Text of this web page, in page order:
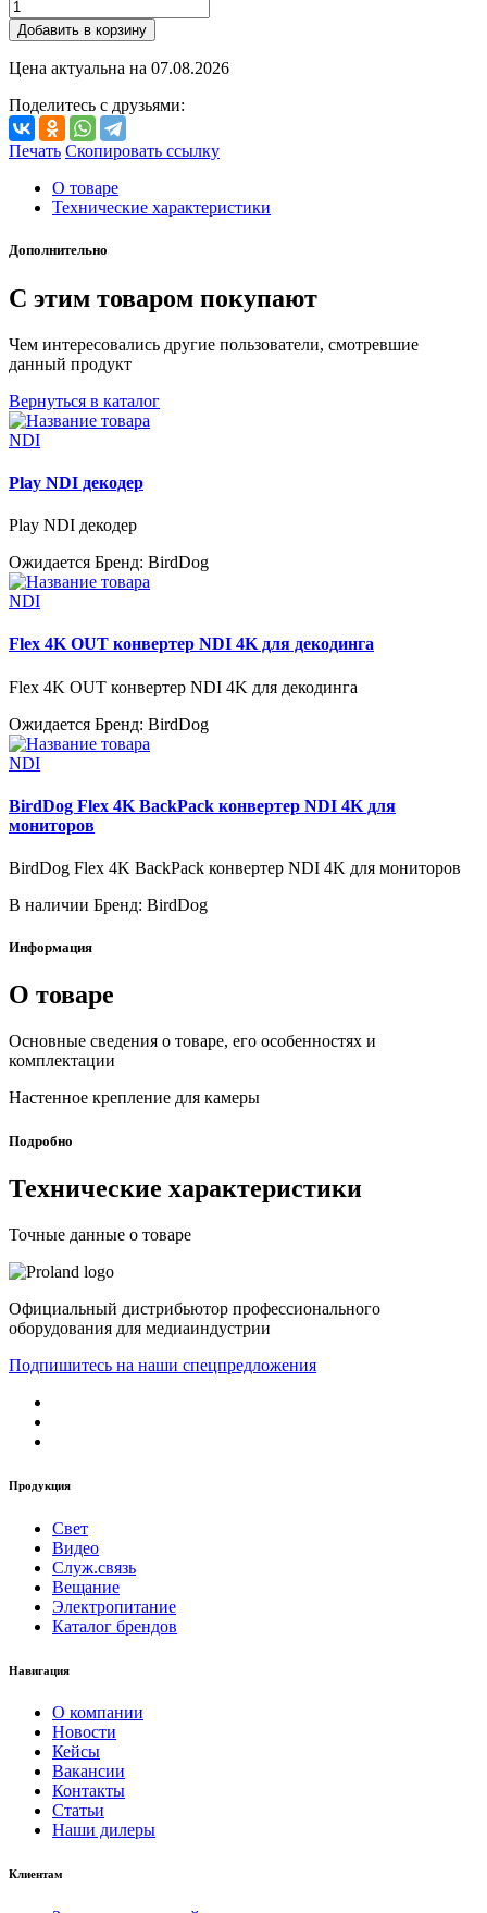
Добавить в корзину
Цена актуальна на 07.08.2026
Поделитесь с друзьями:
Печать Скопировать ссылку
О товаре
Технические характеристики
Дополнительно
С этим товаром покупают
Чем интересовались другие пользователи, смотревшие
данный продукт
Вернуться в каталог
NDI
Play NDI декодер
Play NDI декодер
Ожидается Бренд: BirdDog
NDI
Flex 4K OUT конвертер NDI 4K для декодинга
Flex 4K OUT конвертер NDI 4K для декодинга
Ожидается Бренд: BirdDog
NDI
BirdDog Flex 4K BackPack конвертер NDI 4K для
мониторов
BirdDog Flex 4K BackPack конвертер NDI 4K для мониторов
В наличии Бренд: BirdDog
Информация
О товаре
Основные сведения о товаре, его особенностях и
комплектации
Настенное крепление для камеры
Подробно
Технические характеристики
Точные данные о товаре
Официальный дистрибьютор профессионального
оборудования для медиаиндустрии
Подпишитесь на наши спецпредложения
Продукция
Свет
Видео
Служ.связь
Вещание
Электропитание
Каталог брендов
Навигация
О компании
Новости
Кейсы
Вакансии
Контакты
Статьи
Наши дилеры
Клиентам